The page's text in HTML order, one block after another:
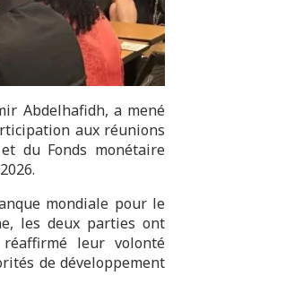
Abdelhafidh, a mené
aux réunions
du Fonds monétaire
mondiale pour le
les deux parties ont
leur volonté
de développement